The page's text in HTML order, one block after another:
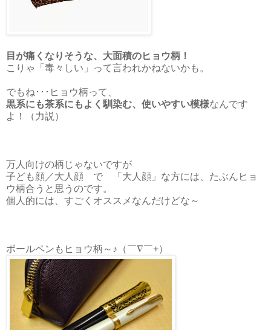
目が痛くなりそうな、大面積のヒョウ柄！
こりゃ「毒々しい」って言われかねないかも。
でもね･･･ヒョウ柄って、
黒系にも茶系にもよく馴染む、使いやすい模様なんです
よ！（力説）
万人向けの柄じゃないですが
子ども顔／大人顔 で 「大人顔」な方には、たぶんヒョ
ウ柄合うと思うのです。
個人的には、すごくオススメなんだけどな～
ボールペンもヒョウ柄～♪（￣∇￣+）